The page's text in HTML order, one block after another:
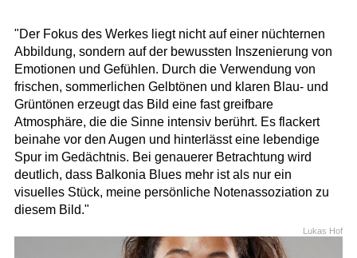
"Der Fokus des Werkes liegt nicht auf einer nüchternen
Abbildung, sondern auf der bewussten Inszenierung von
Emotionen und Gefühlen. Durch die Verwendung von
frischen, sommerlichen Gelbtönen und klaren Blau- und
Grüntönen erzeugt das Bild eine fast greifbare
Atmosphäre, die die Sinne intensiv berührt. Es flackert
beinahe vor den Augen und hinterlässt eine lebendige
Spur im Gedächtnis. Bei genauerer Betrachtung wird
deutlich, dass Balkonia Blues mehr ist als nur ein
visuelles Stück, meine persönliche Notenassoziation zu
diesem Bild."
Lukas Hof